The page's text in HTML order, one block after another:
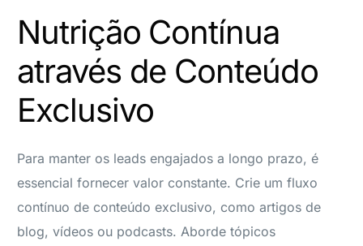
Nutrição Contínua
através de Conteúdo
Exclusivo
Para manter os leads engajados a longo prazo, é
essencial fornecer valor constante. Crie um fluxo
contínuo de conteúdo exclusivo, como artigos de
blog, vídeos ou podcasts. Aborde tópicos